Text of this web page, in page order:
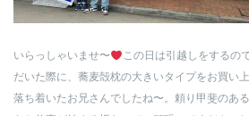
いらっしゃいませ〜
この日は引越しをするの
だいた際に、蕎麦殻枕の大きいタイプをお買い
落ち着いたお兄さんでしたね〜。頼り甲斐のあ